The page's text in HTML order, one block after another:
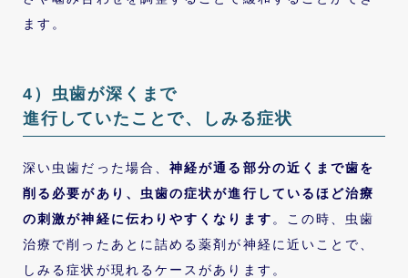
ます。
4）虫歯が深くまで
進行していたことで、しみる症状
深い虫歯だった場合、 神経が通る部分の近くまで歯を
削る必要があり、虫歯の症状が進行しているほど治療
の刺激が神経に伝わりやすくなります 。この時、虫歯
治療で削ったあとに詰める薬剤が神経に近いことで、
しみる症状が現れるケースがあります。